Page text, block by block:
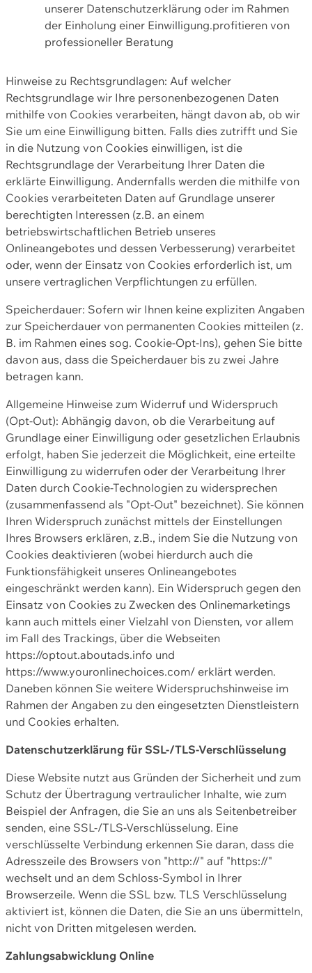
unserer Datenschutzerklärung oder im Rahmen
der Einholung einer Einwilligung.profitieren von
professioneller Beratung
Hinweise zu Rechtsgrundlagen: Auf welcher
Rechtsgrundlage wir Ihre personenbezogenen Daten
mithilfe von Cookies verarbeiten, hängt davon ab, ob wir
Sie um eine Einwilligung bitten. Falls dies zutrifft und Sie
in die Nutzung von Cookies einwilligen, ist die
Rechtsgrundlage der Verarbeitung Ihrer Daten die
erklärte Einwilligung. Andernfalls werden die mithilfe von
Cookies verarbeiteten Daten auf Grundlage unserer
berechtigten Interessen (z.B. an einem
betriebswirtschaftlichen Betrieb unseres
Onlineangebotes und dessen Verbesserung) verarbeitet
oder, wenn der Einsatz von Cookies erforderlich ist, um
unsere vertraglichen Verpflichtungen zu erfüllen.
Speicherdauer: Sofern wir Ihnen keine expliziten Angaben
zur Speicherdauer von permanenten Cookies mitteilen (z.
B. im Rahmen eines sog. Cookie-Opt-Ins), gehen Sie bitte
davon aus, dass die Speicherdauer bis zu zwei Jahre
betragen kann.
Allgemeine Hinweise zum Widerruf und Widerspruch
(Opt-Out): Abhängig davon, ob die Verarbeitung auf
Grundlage einer Einwilligung oder gesetzlichen Erlaubnis
erfolgt, haben Sie jederzeit die Möglichkeit, eine erteilte
Einwilligung zu widerrufen oder der Verarbeitung Ihrer
Daten durch Cookie-Technologien zu widersprechen
(zusammenfassend als "Opt-Out" bezeichnet). Sie können
Ihren Widerspruch zunächst mittels der Einstellungen
Ihres Browsers erklären, z.B., indem Sie die Nutzung von
Cookies deaktivieren (wobei hierdurch auch die
Funktionsfähigkeit unseres Onlineangebotes
eingeschränkt werden kann). Ein Widerspruch gegen den
Einsatz von Cookies zu Zwecken des Onlinemarketings
kann auch mittels einer Vielzahl von Diensten, vor allem
im Fall des Trackings, über die Webseiten
https://optout.aboutads.info und
https://www.youronlinechoices.com/ erklärt werden.
Daneben können Sie weitere Widerspruchshinweise im
Rahmen der Angaben zu den eingesetzten Dienstleistern
und Cookies erhalten.
Datenschutzerklärung für SSL-/TLS-Verschlüsselung
Diese Website nutzt aus Gründen der Sicherheit und zum
Schutz der Übertragung vertraulicher Inhalte, wie zum
Beispiel der Anfragen, die Sie an uns als Seitenbetreiber
senden, eine SSL-/TLS-Verschlüsselung. Eine
verschlüsselte Verbindung erkennen Sie daran, dass die
Adresszeile des Browsers von "http://" auf "https://"
wechselt und an dem Schloss-Symbol in Ihrer
Browserzeile. Wenn die SSL bzw. TLS Verschlüsselung
aktiviert ist, können die Daten, die Sie an uns übermitteln,
nicht von Dritten mitgelesen werden.
Zahlungsabwicklung Online